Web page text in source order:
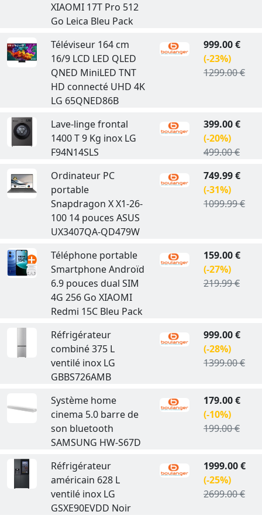
XIAOMI 17T Pro 512
Go Leica Bleu Pack
Téléviseur 164 cm
16/9 LCD LED QLED
QNED MiniLED TNT
HD connecté UHD 4K
LG 65QNED86B
999.00 €
(-23%)
1299.00 €
Lave-linge frontal
1400 T 9 Kg inox LG
F94N14SLS
399.00 €
(-20%)
499.00 €
Ordinateur PC
portable
Snapdragon X X1-26-
100 14 pouces ASUS
UX3407QA-QD479W
749.99 €
(-31%)
1099.99 €
Téléphone portable
Smartphone Androïd
6.9 pouces dual SIM
4G 256 Go XIAOMI
Redmi 15C Bleu Pack
159.00 €
(-27%)
219.99 €
Réfrigérateur
combiné 375 L
ventilé inox LG
GBBS726AMB
999.00 €
(-28%)
1399.00 €
Système home
cinema 5.0 barre de
son bluetooth
SAMSUNG HW-S67D
179.00 €
(-10%)
199.00 €
Réfrigérateur
américain 628 L
ventilé inox LG
GSXE90EVDD Noir
1999.00 €
(-25%)
2699.00 €